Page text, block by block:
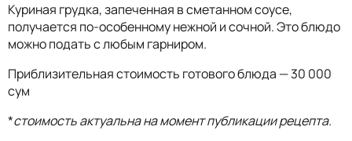
Куриная грудка, запеченная в сметанном соусе,
получается по-особенному нежной и сочной. Это блюдо
можно подать с любым гарниром.
Приблизительная стоимость готового блюда — 30 000
сум
*стоимость актуальна на момент публикации рецепта.